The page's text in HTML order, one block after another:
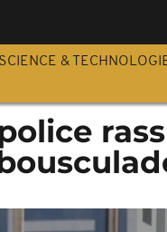
SCIENCE &